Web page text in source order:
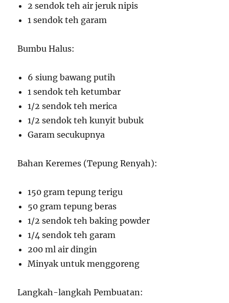
2 sendok teh air jeruk nipis
1 sendok teh garam
Bumbu Halus:
6 siung bawang putih
1 sendok teh ketumbar
1/2 sendok teh merica
1/2 sendok teh kunyit bubuk
Garam secukupnya
Bahan Keremes (Tepung Renyah):
150 gram tepung terigu
50 gram tepung beras
1/2 sendok teh baking powder
1/4 sendok teh garam
200 ml air dingin
Minyak untuk menggoreng
Langkah-langkah Pembuatan: